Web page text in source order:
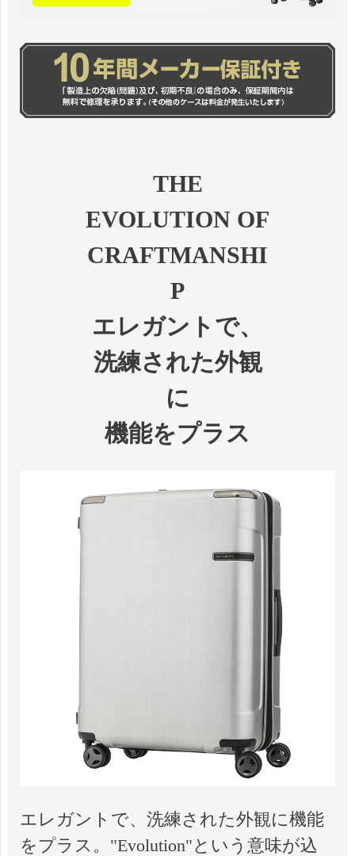
THE
EVOLUTION OF
CRAFTMANSHI
P
エレガントで、
洗練された外観
に
機能をプラス
エレガントで、洗練された外観に機能
をプラス。"Evolution"という意味が込